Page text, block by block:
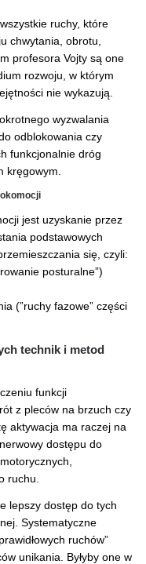
ruchy, które
chwytania, obrotu,
profesora Vojty są one
rozwoju, w którym
nie wykazują.
wyzwalania
odblokowania czy
funkcjonalnie dróg
kręgowym.
jest uzyskanie przez
podstawowych
się, czyli:
posturalne”)
(”ruchy fazowe” części
technik i metod
funkcji
z pleców na brzuch czy
aktywacja ma raczej na
dostępu do
ruchu.
lepszy dostęp do tych
Systematyczne
ruchów”
unikania. Byłyby one w